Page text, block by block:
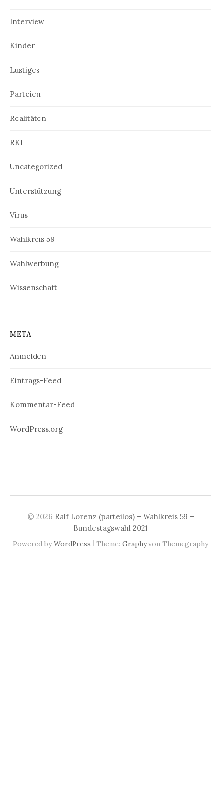
Interview
Kinder
Lustiges
Parteien
Realitäten
RKI
Uncategorized
Unterstützung
Virus
Wahlkreis 59
Wahlwerbung
Wissenschaft
META
Anmelden
Eintrags-Feed
Kommentar-Feed
WordPress.org
© 2026 Ralf Lorenz (parteilos) – Wahlkreis 59 –
Bundestagswahl 2021
Powered byWordPress | Theme: Graphyvon Themegraphy